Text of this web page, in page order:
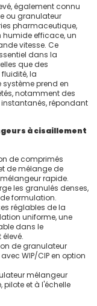
également connu
ou granulateur
pharmaceutique,
efficace, un
vitesse. Ce
dans la
que des
la
prend en
notamment des
répondant
à cisaillement
de comprimés
de mélange de
rapide.
les granulés denses,
formulation.
réglables de la
uniforme, une
dans le
de granulateur
WIP/CIP en option
mélangeur
et à l'échelle